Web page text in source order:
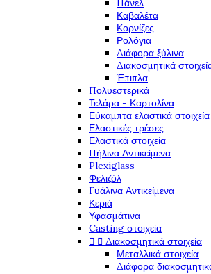
Πάνελ
Καβαλέτα
Κορνίζες
Ρολόγια
Διάφορα ξύλινα
Διακοσμητικά
Έπιπλα
Πολυεστερικά
Τελάρα - Καρτολίνα
Εύκαμπτα ελαστικά στοιχεία
Ελαστικές τρέσες
Ελαστικά στοιχεία
Πήλινα Αντικείμενα
Plexiglass
Φελιζόλ
Γυάλινα Αντικείμενα
Κεριά
Υφασμάτινα
Casting στοιχεία
  Διακοσμητικά στοιχεία
Μεταλλικά στοιχεία
Διάφορα